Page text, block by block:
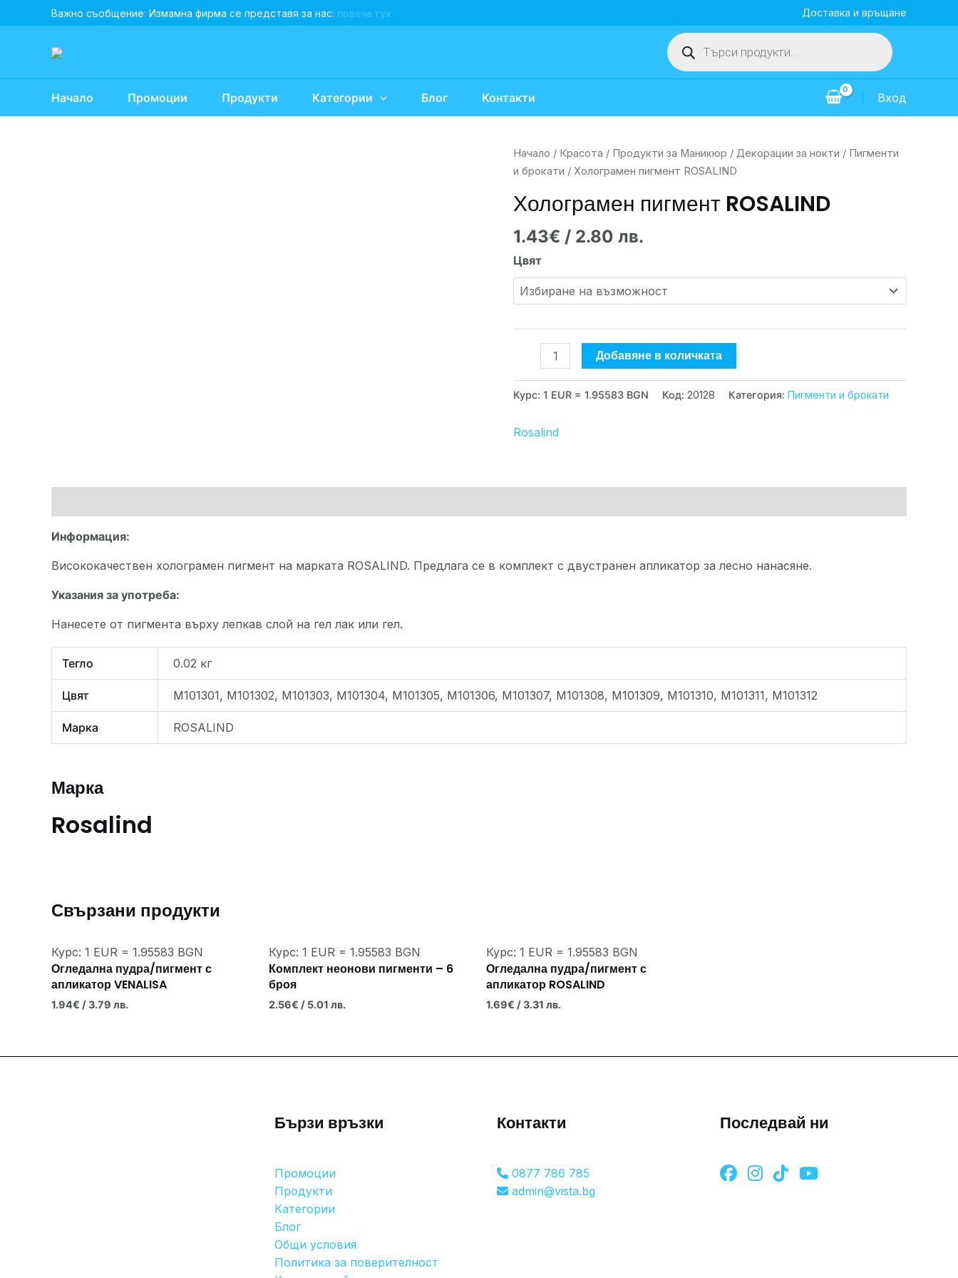
to
Важно съобщение: Измамна фирма се представя за нас: повече тук Доставка и връщане
Products
search
Начало Промоции Продукти Категории Блог Контакти Вход
Начало / Красота / Продукти за Маникюр / Декорации за нокти / Пигменти
и брокати / Холограмен пигмент ROSALIND
Холограмен пигмент ROSALIND
1.43€ / 2.80 лв.
Цвят
количество
за
пигмент
Добавяне в количката
Курс: 1 EUR = 1.95583 BGN Код: 20128 Категория: Пигменти и брокати
Rosalind
Информация:
Висококачествен холограмен пигмент на марката ROSALIND. Предлага се в комплект с двустранен апликатор за лесно нанасяне.
Указания за употреба:
Нанесете от пигмента върху лепкав слой на гел лак или гел.
Тегло 0.02 кг
Цвят М101301, M101302, М101303, М101304, М101305, М101306, М101307, М101308, М101309, М101310, М101311, М101312
Марка ROSALIND
Марка
Rosalind
Свързани продукти
Курс: 1 EUR = 1.95583 BGN
Огледална пудра/пигмент с
апликатор VENALISA
1.94€ / 3.79 лв.
Курс: 1 EUR = 1.95583 BGN
Комплект неонови пигменти – 6
броя
2.56€ / 5.01 лв.
Курс: 1 EUR = 1.95583 BGN
Огледална пудра/пигмент с
апликатор ROSALIND
1.69€ / 3.31 лв.
Бързи връзки
Промоции
Продукти
Категории
Блог
Общи условия
Политика за поверителност
Контакти
0877 786 785
admin@vista.bg
Последвай ни